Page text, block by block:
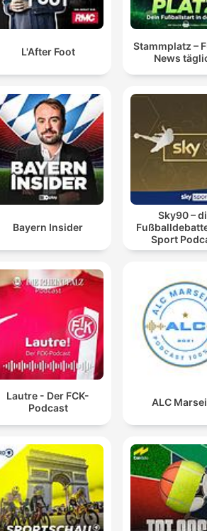
L'After Foot
Stammplatz –
News
Bayern Insider
Sky90 –
Sport
Lautre - Der FCK-
Podcast
ALC